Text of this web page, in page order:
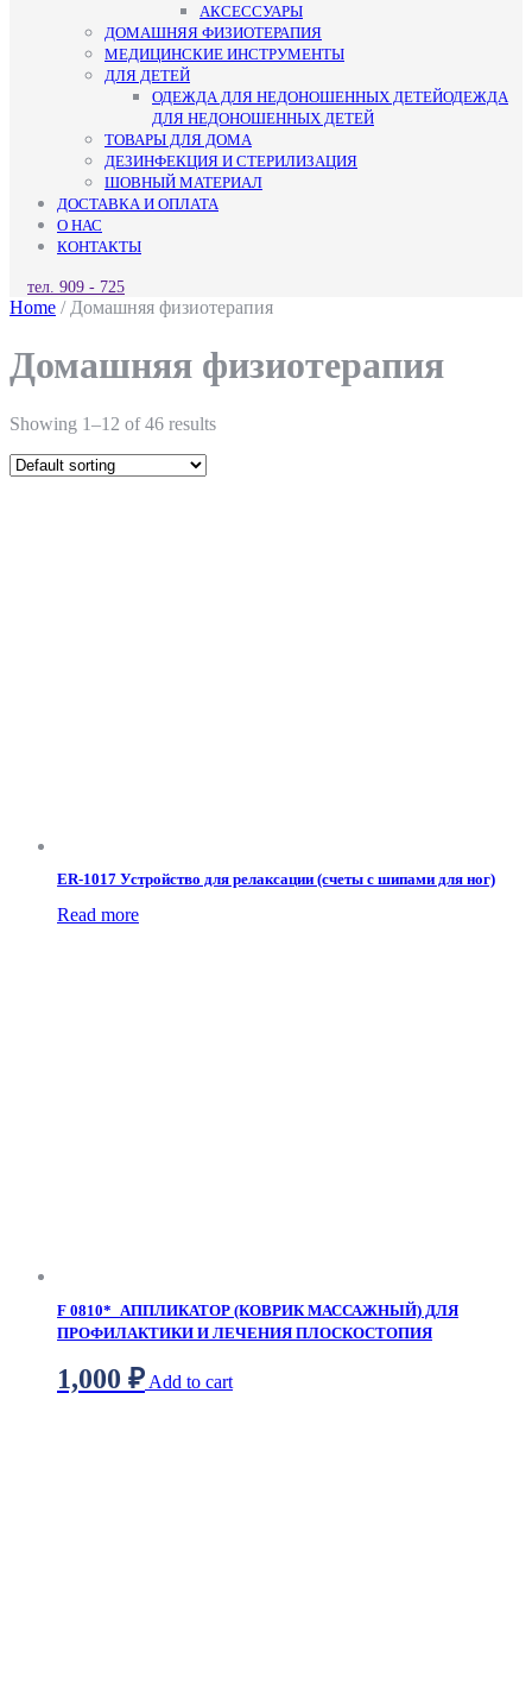
АКСЕССУАРЫ
ДОМАШНЯЯ ФИЗИОТЕРАПИЯ
МЕДИЦИНСКИЕ ИНСТРУМЕНТЫ
ДЛЯ ДЕТЕЙ
ОДЕЖДА ДЛЯ НЕДОНОШЕННЫХ ДЕТЕЙОДЕЖДА
ДЛЯ НЕДОНОШЕННЫХ ДЕТЕЙ
ТОВАРЫ ДЛЯ ДОМА
ДЕЗИНФЕКЦИЯ И СТЕРИЛИЗАЦИЯ
ШОВНЫЙ МАТЕРИАЛ
ДОСТАВКА И ОПЛАТА
О НАС
КОНТАКТЫ
КНОПКА
ЗАКРЫТЬ
тел. 909 - 725
Home / Домашняя физиотерапия
Домашняя физиотерапия
Showing 1–12 of 46 results
ER-1017 Устройство для релаксации (счеты с шипами для ног)
Read more
F 0810*_АППЛИКАТОР (КОВРИК МАССАЖНЫЙ) ДЛЯ
ПРОФИЛАКТИКИ И ЛЕЧЕНИЯ ПЛОСКОСТОПИЯ
1,000 ₽ Add to cart